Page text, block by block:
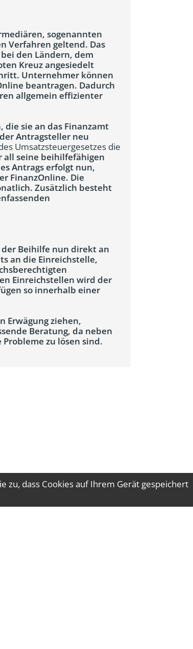
zu, dass Cookies auf Ihrem Gerät gespeichert
sogenannten
Verfahren geltend. Das
den Ländern, dem
Kreuz angesiedelt
Unternehmer können
beantragen. Dadurch
allgemein effizienter
sie an das Finanzamt
Antragsteller neu
Umsatzsteuergesetzes die
all seine beihilfefähigen
Antrags erfolgt nun,
FinanzOnline. Die
Zusätzlich besteht
Beihilfe nun direkt an
an die Einreichstelle,
Einreichstellen wird der
so innerhalb einer
Erwägung ziehen,
Beratung, da neben
zu lösen sind.